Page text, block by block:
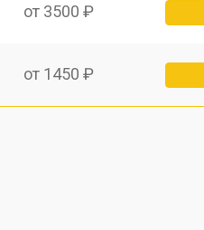
от 3500 ₽
от 1450 ₽